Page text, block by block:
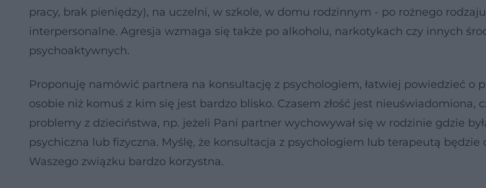
pracy, brak pieniędzy), na uczelni, w szkole, w domu rodzinnym - po rożnego
interpersonalne. Agresja wzmaga się także po alkoholu, narkotykach czy innych
psychoaktywnych.
Proponuję namówić partnera na konsultację z psychologiem, łatwiej powiedzieć o
osobie niż komuś z kim się jest bardzo blisko. Czasem złość jest nieuświadomiona,
problemy z dzieciństwa, np. jeżeli Pani partner wychowywał się w rodzinie gdzie
psychiczna lub fizyczna. Myślę, że konsultacja z psychologiem lub terapeutą będzie
Waszego związku bardzo korzystna.